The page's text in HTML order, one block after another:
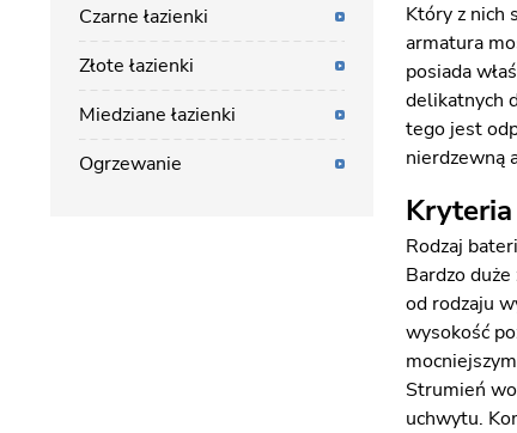
Który z nich
armatura
posiada
delikatnych
tego jest
nierdzewną
Kryteria
Rodzaj
Bardzo
od rodzaju
wysokość
Strumień
uchwytu.
Czarne łazienki
Złote łazienki
Miedziane łazienki
Ogrzewanie